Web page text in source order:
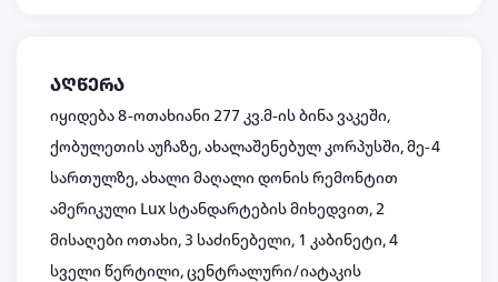
აღწერა
იყიდება 8-ოთახიანი 277 კვ.მ-ის ბინა ვაკეში,
ქობულეთის აუჩაზე, ახალაშენებულ კორპუსში, მე-4
სართულზე, ახალი მაღალი დონის რემონტით
ამერიკული Lux სტანდარტების მიხედვით, 2
მისაღები ოთახი, 3 საძინებელი, 1 კაბინეტი, 4
სველი წერტილი, ცენტრალური/იატაკის